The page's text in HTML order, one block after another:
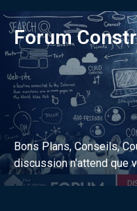
Forum
Bons Plans, Conseils,
discussion n'attend que